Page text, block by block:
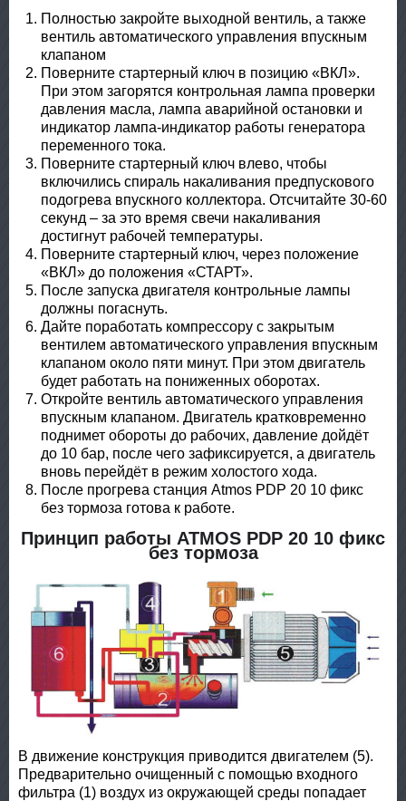
Полностью закройте выходной вентиль, а также
вентиль автоматического управления впускным
клапаном
Поверните стартерный ключ в позицию «ВКЛ».
При этом загорятся контрольная лампа проверки
давления масла, лампа аварийной остановки и
индикатор лампа-индикатор работы генератора
переменного тока.
Поверните стартерный ключ влево, чтобы
включились спираль накаливания предпускового
подогрева впускного коллектора. Отсчитайте 30-60
секунд – за это время свечи накаливания
достигнут рабочей температуры.
Поверните стартерный ключ, через положение
«ВКЛ» до положения «СТАРТ».
После запуска двигателя контрольные лампы
должны погаснуть.
Дайте поработать компрессору с закрытым
вентилем автоматического управления впускным
клапаном около пяти минут. При этом двигатель
будет работать на пониженных оборотах.
Откройте вентиль автоматического управления
впускным клапаном. Двигатель кратковременно
поднимет обороты до рабочих, давление дойдёт
до 10 бар, после чего зафиксируется, а двигатель
вновь перейдёт в режим холостого хода.
После прогрева станция Atmos PDP 20 10 фикс
без тормоза готова к работе.
Принцип работы ATMOS PDP 20 10 фикс
без тормоза
В движение конструкция приводится двигателем (5).
Предварительно очищенный с помощью входного
фильтра (1) воздух из окружающей среды попадает